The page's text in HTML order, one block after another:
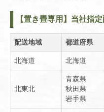
【置き畳専用】当社指
配送地域 都道府県
北海道 北海道
北東北
青森県
秋田県
岩手県